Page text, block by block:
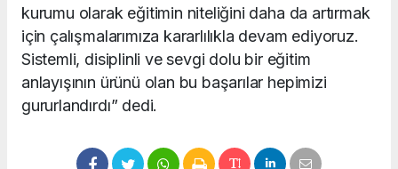
kurumu olarak eğitimin niteliğini daha da artırmak
için çalışmalarımıza kararlılıkla devam ediyoruz.
Sistemli, disiplinli ve sevgi dolu bir eğitim
anlayışının ürünü olan bu başarılar hepimizi
gururlandırdı” dedi.